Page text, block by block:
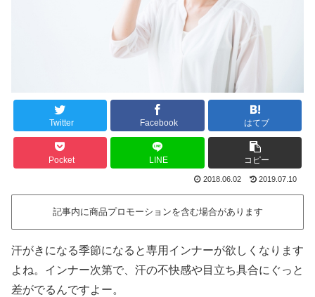
Twitter Facebook はてブ
Pocket LINE コピー
2018.06.02 2019.07.10
記事内に商品プロモーションを含む場合があります
汗がきになる季節になると専用インナーが欲しくなります
よね。インナー次第で、汗の不快感や目立ち具合にぐっと
差がでるんですよー。